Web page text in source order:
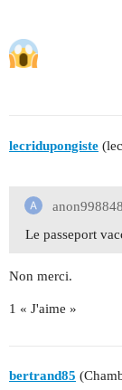
lecridupongiste
Le passeport
Non merci.
1 « J'aime »
bertrand85